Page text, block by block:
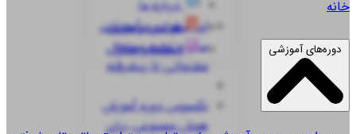
اودیسهدوره آموزش
سئو و تولید محتوا
مقدماتی تا پیشرفته
نکسوسدوره آموزش
هوش مصنوعی برای
درباره ما
قوانین و مقررات
استعلام مدارک
خانه
دوره‌های آموزشی